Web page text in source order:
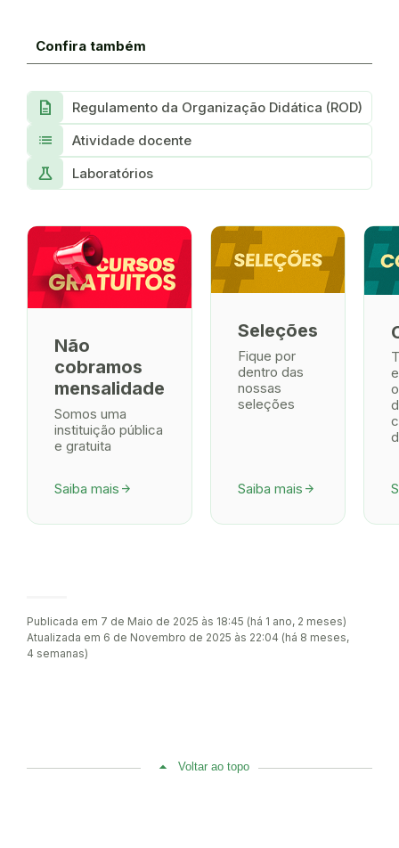
Confira também
Description Regulamento da Organização Didática (ROD)
list Atividade docente
science Laboratórios
Não
cobramos
mensalidade
Somos uma
instituição pública
e gratuita
Saiba mais arrow_forward
Seleções
Fique por
dentro das
nossas
seleções
Saiba mais arrow_forward
Publicada em 7 de Maio de 2025 às 18:45 (há 1 ano, 2 meses)
Atualizada em 6 de Novembro de 2025 às 22:04 (há 8 meses,
4 semanas)
Voltar ao topo